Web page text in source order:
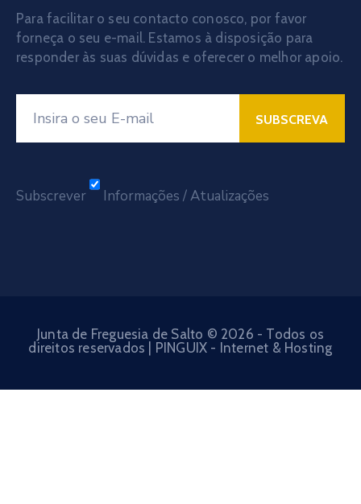
Para facilitar o seu contacto conosco, por favor
forneça o seu e-mail. Estamos à disposição para
responder às suas dúvidas e oferecer o melhor apoio.
Subscrever Informações / Atualizações
Junta de Freguesia de Salto © 2026 - Todos os
direitos reservados | PINGUIX - Internet & Hosting